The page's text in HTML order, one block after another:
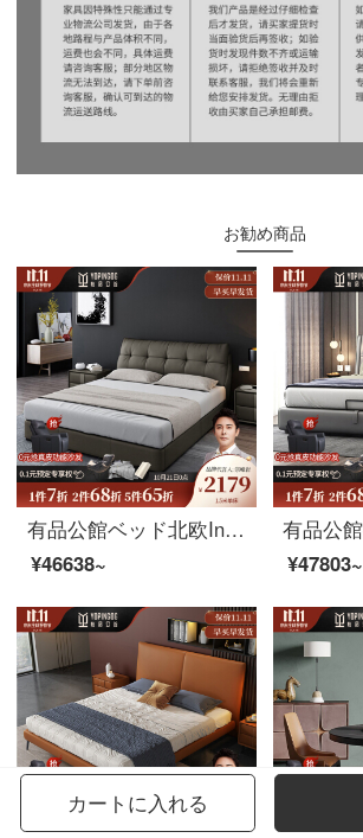
お勧め商品
有品公館ベッド北欧Insネットレッドの本革の牛皮のダブルベッド1.8メートルのシングルベッド+ココナッツのマットレス+マットレス*2(布芸)フレームモデル
¥46638~
¥47803~
カートに入れる